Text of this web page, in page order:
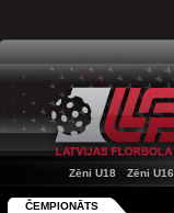
Zēni U18
Zēni U16
ČEMPIONĀTS